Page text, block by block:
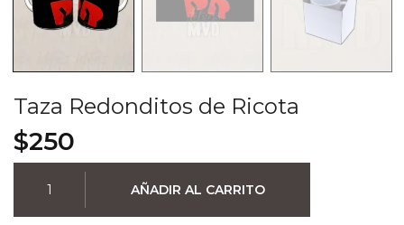
Taza Redonditos de Ricota
$250
Redonditos
de
AÑADIR AL CARRITO